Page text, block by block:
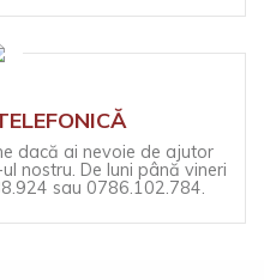
dacă ai nevoie de ajutor
nostru. De luni până vineri
sau 0786.102.784.